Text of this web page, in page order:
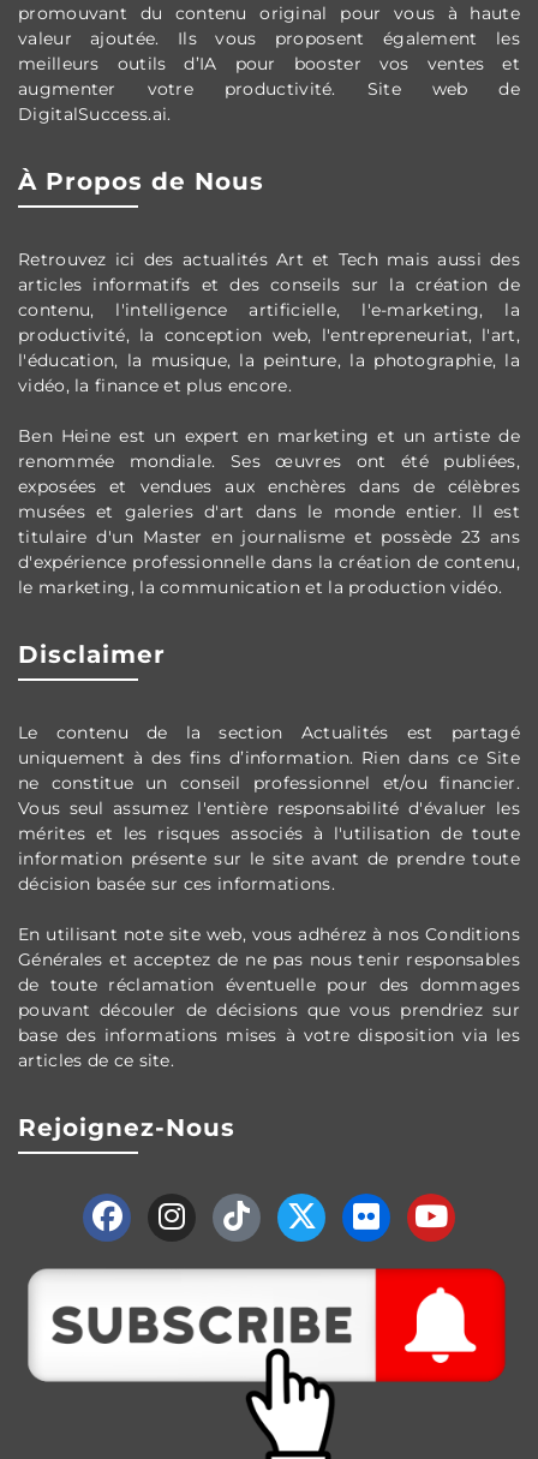
promouvant du contenu original pour vous à haute
valeur ajoutée. Ils vous proposent également les
meilleurs outils d’IA pour booster vos ventes et
augmenter votre productivité. Site web de
DigitalSuccess.ai.
À Propos de Nous
Retrouvez ici des actualités Art et Tech mais aussi des
articles informatifs et des conseils sur la création de
contenu, l'intelligence artificielle, l'e-marketing, la
productivité, la conception web, l'entrepreneuriat, l'art,
l'éducation, la musique, la peinture, la photographie, la
vidéo, la finance et plus encore.
Ben Heine est un expert en marketing et un artiste de
renommée mondiale. Ses œuvres ont été publiées,
exposées et vendues aux enchères dans de célèbres
musées et galeries d'art dans le monde entier. Il est
titulaire d'un Master en journalisme et possède 23 ans
d'expérience professionnelle dans la création de contenu,
le marketing, la communication et la production vidéo.
Disclaimer
Le contenu de la section Actualités est partagé
uniquement à des fins d’information. Rien dans ce Site
ne constitue un conseil professionnel et/ou financier.
Vous seul assumez l'entière responsabilité d'évaluer les
mérites et les risques associés à l'utilisation de toute
information présente sur le site avant de prendre toute
décision basée sur ces informations.
En utilisant note site web, vous adhérezà nos Conditions
Générales etacceptez de ne pas nous tenir responsables
de toute réclamation éventuelle pour des dommages
pouvant découler de décisions que vous prendriez sur
base des informations mises à votre disposition via les
articles de ce site.
Rejoignez-Nous